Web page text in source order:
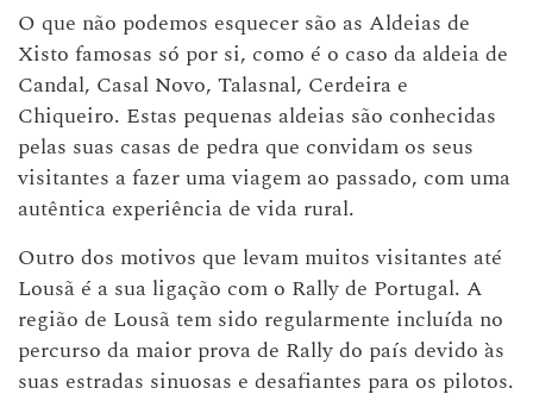
O que não podemos esquecer são as Aldeias de
Xisto famosas só por si, como é o caso da aldeia de
Candal, Casal Novo, Talasnal, Cerdeira e
Chiqueiro. Estas pequenas aldeias são conhecidas
pelas suas casas de pedra que convidam os seus
visitantes a fazer uma viagem ao passado, com uma
autêntica experiência de vida rural.
Outro dos motivos que levam muitos visitantes até
Lousã é a sua ligação com o Rally de Portugal. A
região de Lousã tem sido regularmente incluída no
percurso da maior prova de Rally do país devido às
suas estradas sinuosas e desafiantes para os pilotos.